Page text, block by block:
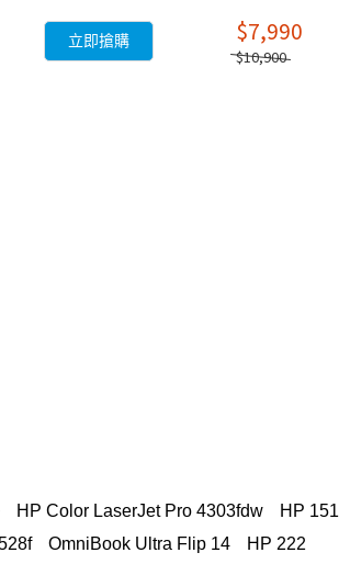
立即搶購 $7,990
$10,900
HP Color LaserJet Pro 4303fdw HP 151
OmniBook Ultra Flip 14 HP 222